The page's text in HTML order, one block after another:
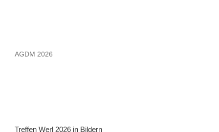
AGDM 2026
Treffen Werl 2026 in Bildern